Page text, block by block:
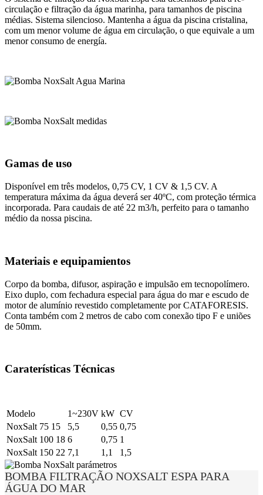
circulação e filtração da água marinha, para tamanhos de piscina
médias. Sistema silencioso. Mantenha a água da piscina cristalina,
com um menor volume de água em circulação, o que equivale a um
menor consumo de energía.
Gamas de uso
Disponível em três modelos, 0,75 CV, 1 CV & 1,5 CV. A
temperatura máxima da água deverá ser 40ºC, com proteção térmica
incorporada. Para caudais de até 22 m3/h, perfeito para o tamanho
médio da nossa piscina.
Materiais e equipamientos
Corpo da bomba, difusor, aspiração e impulsão em tecnopolímero.
Eixo duplo, com fechadura especial para água do mar e escudo de
motor de alumínio revestido completamente por CATAFORESIS.
Conta também com 2 metros de cabo com conexão tipo F e uniões
de 50mm.
Caraterísticas Técnicas
Modelo 1~230V kW CV
NoxSalt 75 15
5,5 0,55 0,75
NoxSalt 100 18 6 0,75 1
NoxSalt 150 22 7,1 1,1 1,5
BOMBA FILTRAÇÃO NOXSALT ESPA PARA
ÁGUA DO MAR